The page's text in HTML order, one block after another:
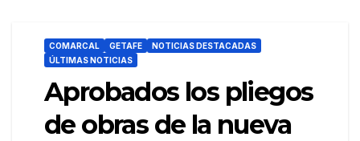
COMARCAL GETAFE
NOTICIAS DESTACADAS
ÚLTIMAS NOTICIAS
Aprobados los pliegos
de obras de la nueva